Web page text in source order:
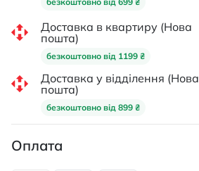
Доставка в квартиру (Нова
пошта)
безкоштовно від 1199 ₴
Доставка у відділення (Нова
пошта)
безкоштовно від 899 ₴
Оплата